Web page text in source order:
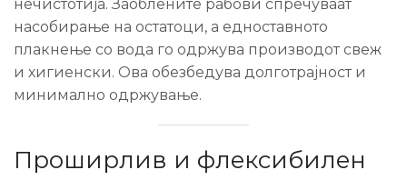
нечистотија. Заоблените рабови спречуваат
насобирање на остатоци, а едноставното
плакнење со вода го одржува производот свеж
и хигиенски. Ова обезбедува долготрајност и
минимално одржување.
Проширлив и флексибилен